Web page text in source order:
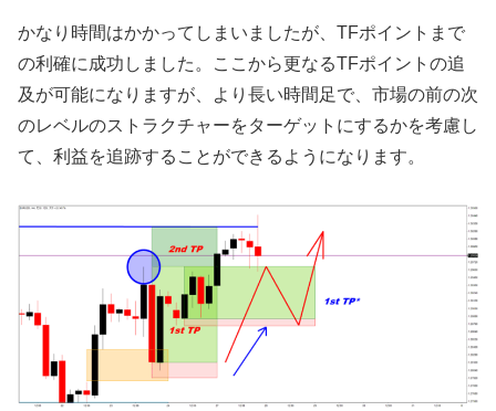
かなり時間はかかってしまいましたが、TFポイントまで
の利確に成功しました。ここから更なるTFポイントの追
及が可能になりますが、より長い時間足で、市場の前の次
のレベルのストラクチャーをターゲットにするかを考慮し
て、利益を追跡することができるようになります。